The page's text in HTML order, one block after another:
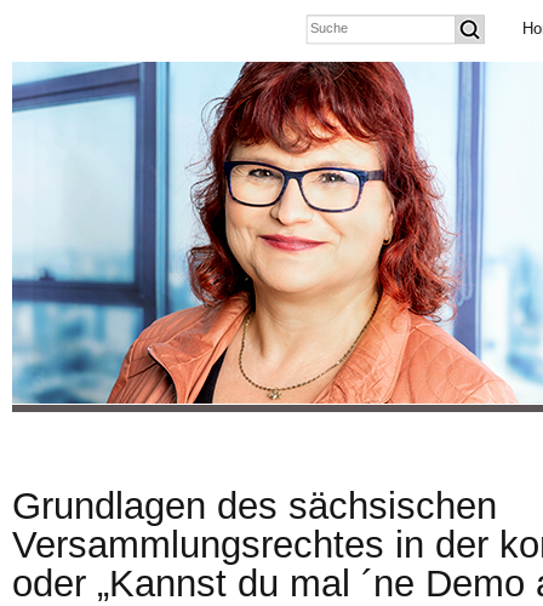
Grundlagen des sächsischen
Versammlungsrechtes in der
oder „Kannst du mal ´ne Demo